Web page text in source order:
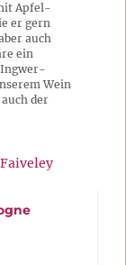
Apfel-
er gern
auch
ein
Ingwer-
Wein
der